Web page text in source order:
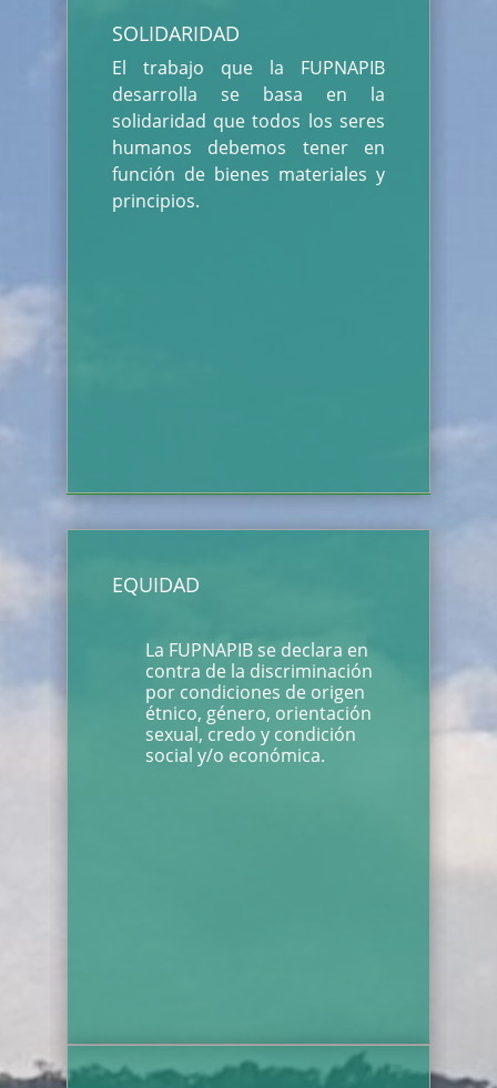
SOLIDARIDAD
El trabajo que la FUPNAPIB
desarrolla se basa en la
solidaridad que todos los seres
humanos debemos tener en
función de bienes materiales y
principios.
EQUIDAD
La FUPNAPIB se declara en
contra de la discriminación
por condiciones de origen
étnico, género, orientación
sexual, credo y condición
social y/o económica.